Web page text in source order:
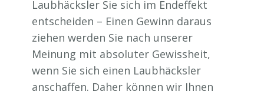
Laubhäcksler Sie sich im Endeffekt
entscheiden – Einen Gewinn daraus
ziehen werden Sie nach unserer
Meinung mit absoluter Gewissheit,
wenn Sie sich einen Laubhäcksler
anschaffen. Daher können wir Ihnen